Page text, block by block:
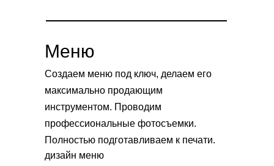
Меню
Создаем меню под ключ, делаем его
максимально продающим
инструментом. Проводим
профессиональные фотосъемки.
Полностью подготавливаем к печати.
дизайн меню